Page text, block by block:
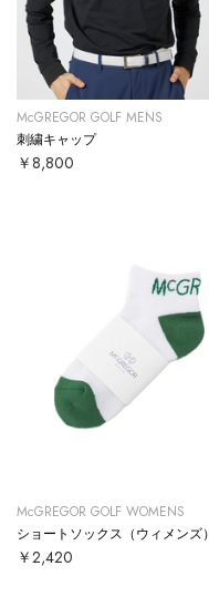
McGREGOR GOLF MENS
刺繍キャップ
￥8,800
McGREGOR GOLF WOMENS
ショートソックス（ウィメンズ）
￥2,420